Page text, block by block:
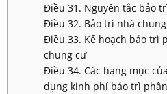
Điều 31. Nguyên tắc bảo
Điều 32. Bảo trì nhà
Điều 33. Kế hoạch bảo trì
chung cư
Điều 34. Các hạng mục
dụng kinh phí bảo trì